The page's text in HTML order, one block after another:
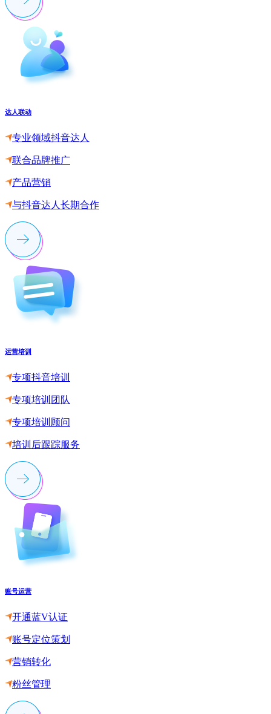
达人联动
专业领域抖音达人
联合品牌推广
产品营销
与抖音达人长期合作
运营培训
专项抖音培训
专项培训团队
专项培训顾问
培训后跟踪服务
账号运营
开通蓝V认证
账号定位策划
营销转化
粉丝管理